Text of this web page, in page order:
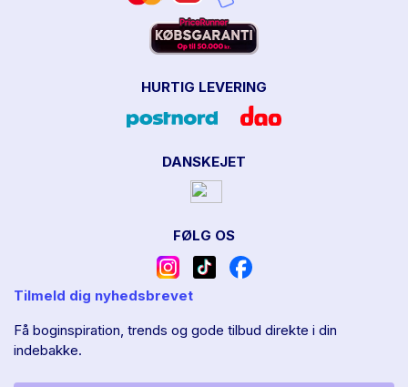
HURTIG LEVERING
DANSKEJET
FØLG OS
Tilmeld dig nyhedsbrevet
Få boginspiration, trends og gode tilbud direkte i din
indebakke.